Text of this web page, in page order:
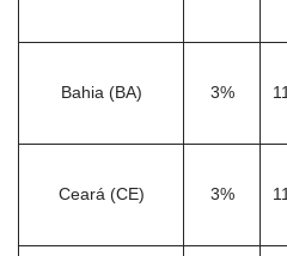
Bahia (BA) 3%
Ceará (CE) 3%